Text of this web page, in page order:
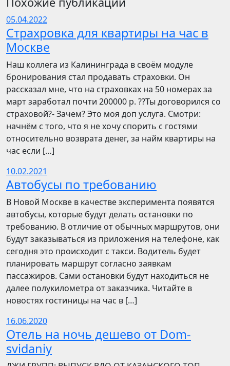
05.04.2022
Страхровка для квартиры на час в
Москве
Наш коллега из Калининграда в своём модуле
бронирования стал продавать страховки. Он
рассказал мне, что на страховках на 50 номерах за
март заработал почти 200000 р. ??Ты договорился со
страховой?- Зачем? Это моя доп услуга. Смотри:
начнём с того, что я не хочу спорить с гостями
относительно возврата денег, за найм квартиры на
час если […]
10.02.2021
Автобусы по требованию
В Новой Москве в качестве эксперимента появятся
автобусы, которые будут делать остановки по
требованию. В отличие от обычных маршрутов, они
будут заказываться из приложения на телефоне, как
сегодня это происходит с такси. Водитель будет
планировать маршрут согласно заявкам
пассажиров. Сами остановки будут находиться не
далее полукилометра от заказчика. Читайте в
новостях гостиницы на час в […]
16.06.2020
Отель на ночь дешево от Dom-
svidaniy